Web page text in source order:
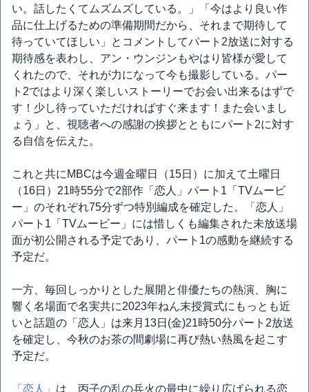
い。話したくてムズムズしている。」「今はより良い作
品に仕上げるための準備期間だから、それまで期待して
待っていてほしい」とコメントしてパート2放送に対する
期待感を表わし、アン・ウンジンもやはり皆様が愛して
くれたので、それが力になって今も撮影している。パー
ト2ではより深く楽しいストーリーでお会い出来るはずで
す！少し待っていただければすぐ来ます！また会いまし
ょう」と、視聴者への感謝の挨拶とともにパート2に対す
る自信を伝えた。
これと共にMBCは今週金曜日（15日）に加えて土曜日
（16日）21時55分で2部作「恋人」パート1「TVムービ
ー」のそれぞれ75分ずつ特別編成を確定した。「恋人」
パート1「TVムービー」には惜しくも編集された未放送場
面が初公開される予定であり、パート1の感動を継続する
予定だ。
一方、毎回しっかりとした展開と俳優たちの熱演、胸に
響く名場面で名実共に2023年ねん末授賞式にもっとも近
いと話題の「恋人」は来月13日(金)21時50分パート2放送
を確定し、今秋のお茶の間劇場に再び熱い熱風を起こす
予定だ。
「恋人」 は、丙子の乱の兵火の最中に繰り広げられる恋